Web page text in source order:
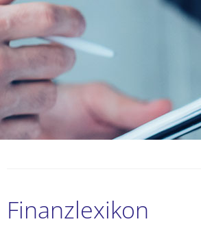
Finanzlexikon